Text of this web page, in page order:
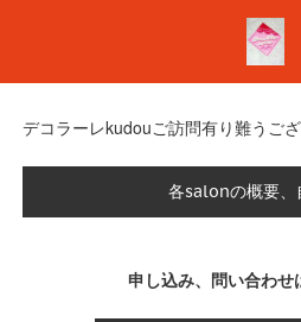
デコラーレkudouご訪問有り難うご
各salonの概要、
申し込み、問い合わせ